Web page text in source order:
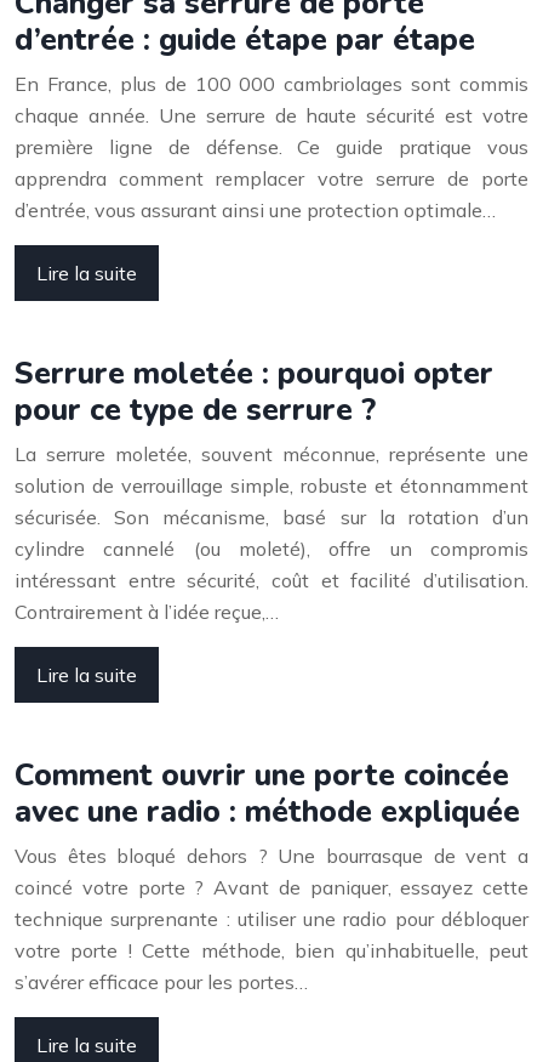
d’entrée : guide étape par étape
En France, plus de 100 000 cambriolages sont commis
chaque année. Une serrure de haute sécurité est votre
première ligne de défense. Ce guide pratique vous
apprendra comment remplacer votre serrure de porte
d’entrée, vous assurant ainsi une protection optimale…
Lire la suite
Serrure moletée : pourquoi opter
pour ce type de serrure ?
La serrure moletée, souvent méconnue, représente une
solution de verrouillage simple, robuste et étonnamment
sécurisée. Son mécanisme, basé sur la rotation d’un
cylindre cannelé (ou moleté), offre un compromis
intéressant entre sécurité, coût et facilité d’utilisation.
Contrairement à l’idée reçue,…
Lire la suite
Comment ouvrir une porte coincée
avec une radio : méthode expliquée
Vous êtes bloqué dehors ? Une bourrasque de vent a
coincé votre porte ? Avant de paniquer, essayez cette
technique surprenante : utiliser une radio pour débloquer
votre porte ! Cette méthode, bien qu’inhabituelle, peut
s’avérer efficace pour les portes…
Lire la suite